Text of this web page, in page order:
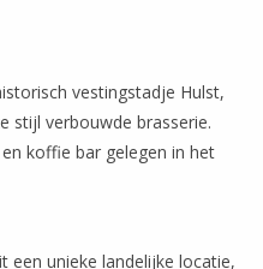
vestingstadje Hulst,
stijl verbouwde brasserie.
koffie bar gelegen in het
een unieke landelijke locatie,